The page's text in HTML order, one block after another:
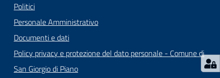
Seguici
su
Politici
Personale Amministrativo
Documenti e dati
Policy privacy e protezione del dato personale - Comune di
San Giorgio di Piano